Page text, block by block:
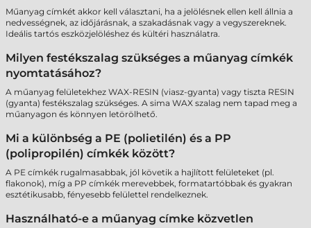
Műanyag címkét akkor kell választani, ha a jelölésnek ellen kell állnia a
nedvességnek, az időjárásnak, a szakadásnak vagy a vegyszereknek.
Ideális tartós eszközjelöléshez és kültéri használatra.
Milyen festékszalag szükséges a műanyag címkék
nyomtatásához?
A műanyag felületekhez WAX-RESIN (viasz-gyanta) vagy tiszta RESIN
(gyanta) festékszalag szükséges. A sima WAX szalag nem tapad meg a
műanyagon és könnyen letörölhető.
Mi a különbség a PE (polietilén) és a PP
(polipropilén) címkék között?
A PE címkék rugalmasabbak, jól követik a hajlított felületeket (pl.
flakonok), míg a PP címkék merevebbek, formatartóbbak és gyakran
esztétikusabb, fényesebb felülettel rendelkeznek.
Használható-e a műanyag címke közvetlen